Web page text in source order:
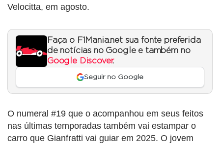
Velocitta, em agosto.
Faça o F1Mania.net sua fonte preferida
de notícias no Google e também no
Google Discover.
Seguir no Google
O numeral #19 que o acompanhou em seus feitos
nas últimas temporadas também vai estampar o
carro que Gianfratti vai guiar em 2025. O jovem